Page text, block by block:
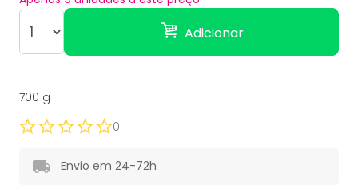
Adicionar
700 g
0
Envio em 24-72h